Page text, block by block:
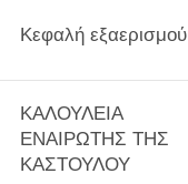
Συζύγια
Κεφαλή εξαερισμού
ΚΑΛΟΥΛΕΙΑ
ΕΝΑΙΡΩΤΗΣ ΤΗΣ
ΚΑΣΤΟΥΛΟΥ